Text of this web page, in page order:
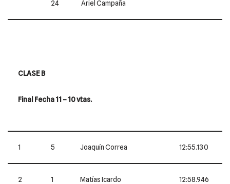
24 Ariel Campaña
CLASE B
Final Fecha 11 – 10 vtas.
1 5 Joaquín Correa 12:55.130
2 1 Matías Icardo 12:58.946